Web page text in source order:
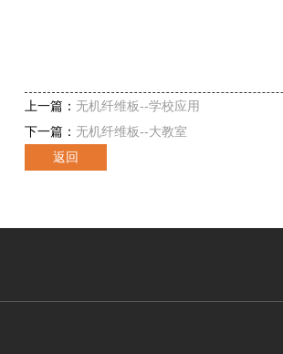
上一篇： 无机纤维板--学校应用
下一篇： 无机纤维板--大教室
返回